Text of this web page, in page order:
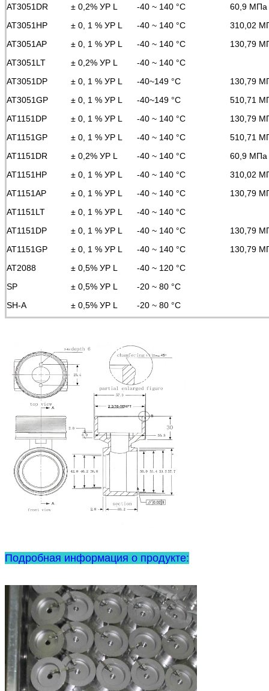
AT3051DR ± 0,2% УР L -40 ~ 140 °C
60,9 МПа
AT3051HP
± 0, 1 % УР L -40 ~ 140 °C
310,02
AT3051AP
± 0, 1 % УР L -40 ~ 140 °C
130,79
AT3051LT
± 0,2% УР L
-40 ~ 140 °C
AT3051DP
± 0, 1 % УР L -40~149 °C
130,79
AT3051GP
± 0, 1 % УР L -40~149 °C
510,71
AT1151DP
± 0, 1 % УР L -40 ~ 140 °C
130,79
AT1151GP
± 0, 1 % УР L -40 ~ 140 °C
510,71
AT1151DR
± 0,2% УР L -40 ~ 140 °C
60,9 МПа
AT1151HP
± 0, 1 % УР L -40 ~ 140 °C
310,02
AT1151AP
± 0, 1 % УР L -40 ~ 140 °C
130,79
AT1151LT
± 0, 1 % УР L
-40 ~ 140 °C
AT1151DP
± 0, 1 % УР L -40 ~ 140 °C
130,79
AT1151GP
± 0, 1 % УР L -40 ~ 140 °C
130,79
AT2088
± 0,5% УР L
-40 ~ 120 °C
SP
± 0,5% УР L
-20 ~ 80 °C
SH-A
± 0,5% УР L -20 ~ 80 °C
Подробная информация о продукте: